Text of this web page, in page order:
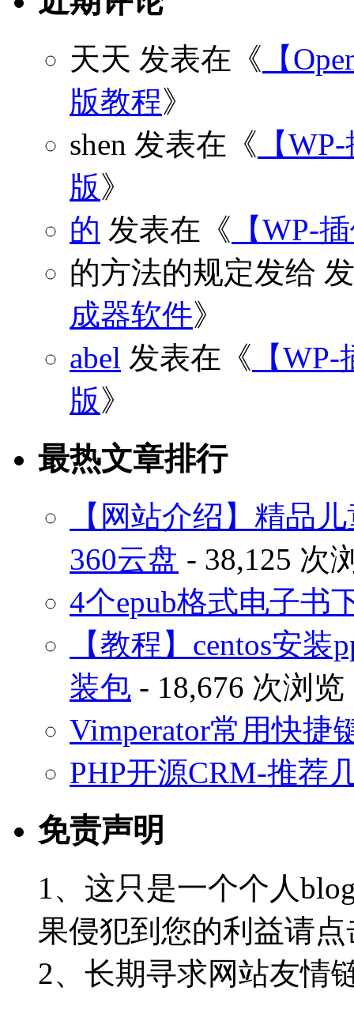
天天 发表在《 【
版教程》
shen 发表在《 【
版》
的 发表在《 【WP-
的方法的规定发给
成器软件》
abel 发表在《 【
版》
最热文章排行
【网站介绍】精品
360云盘 - 38,125 次
4个epub格式电子书
【教程】centos安
装包 - 18,676 次浏览
Vimperator常用快捷
PHP开源CRM-推荐
免责声明
1、这只是一个个人
果侵犯到您的利益请
2、长期寻求网站友情